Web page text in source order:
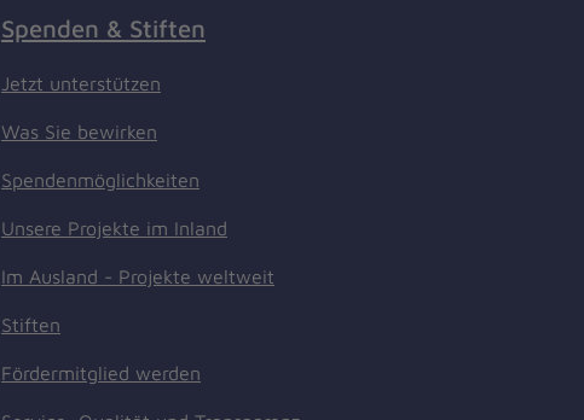
Spenden & Stiften
Jetzt unterstützen
Was Sie bewirken
Spendenmöglichkeiten
Unsere Projekte im Inland
Im Ausland - Projekte weltweit
Stiften
Fördermitglied werden